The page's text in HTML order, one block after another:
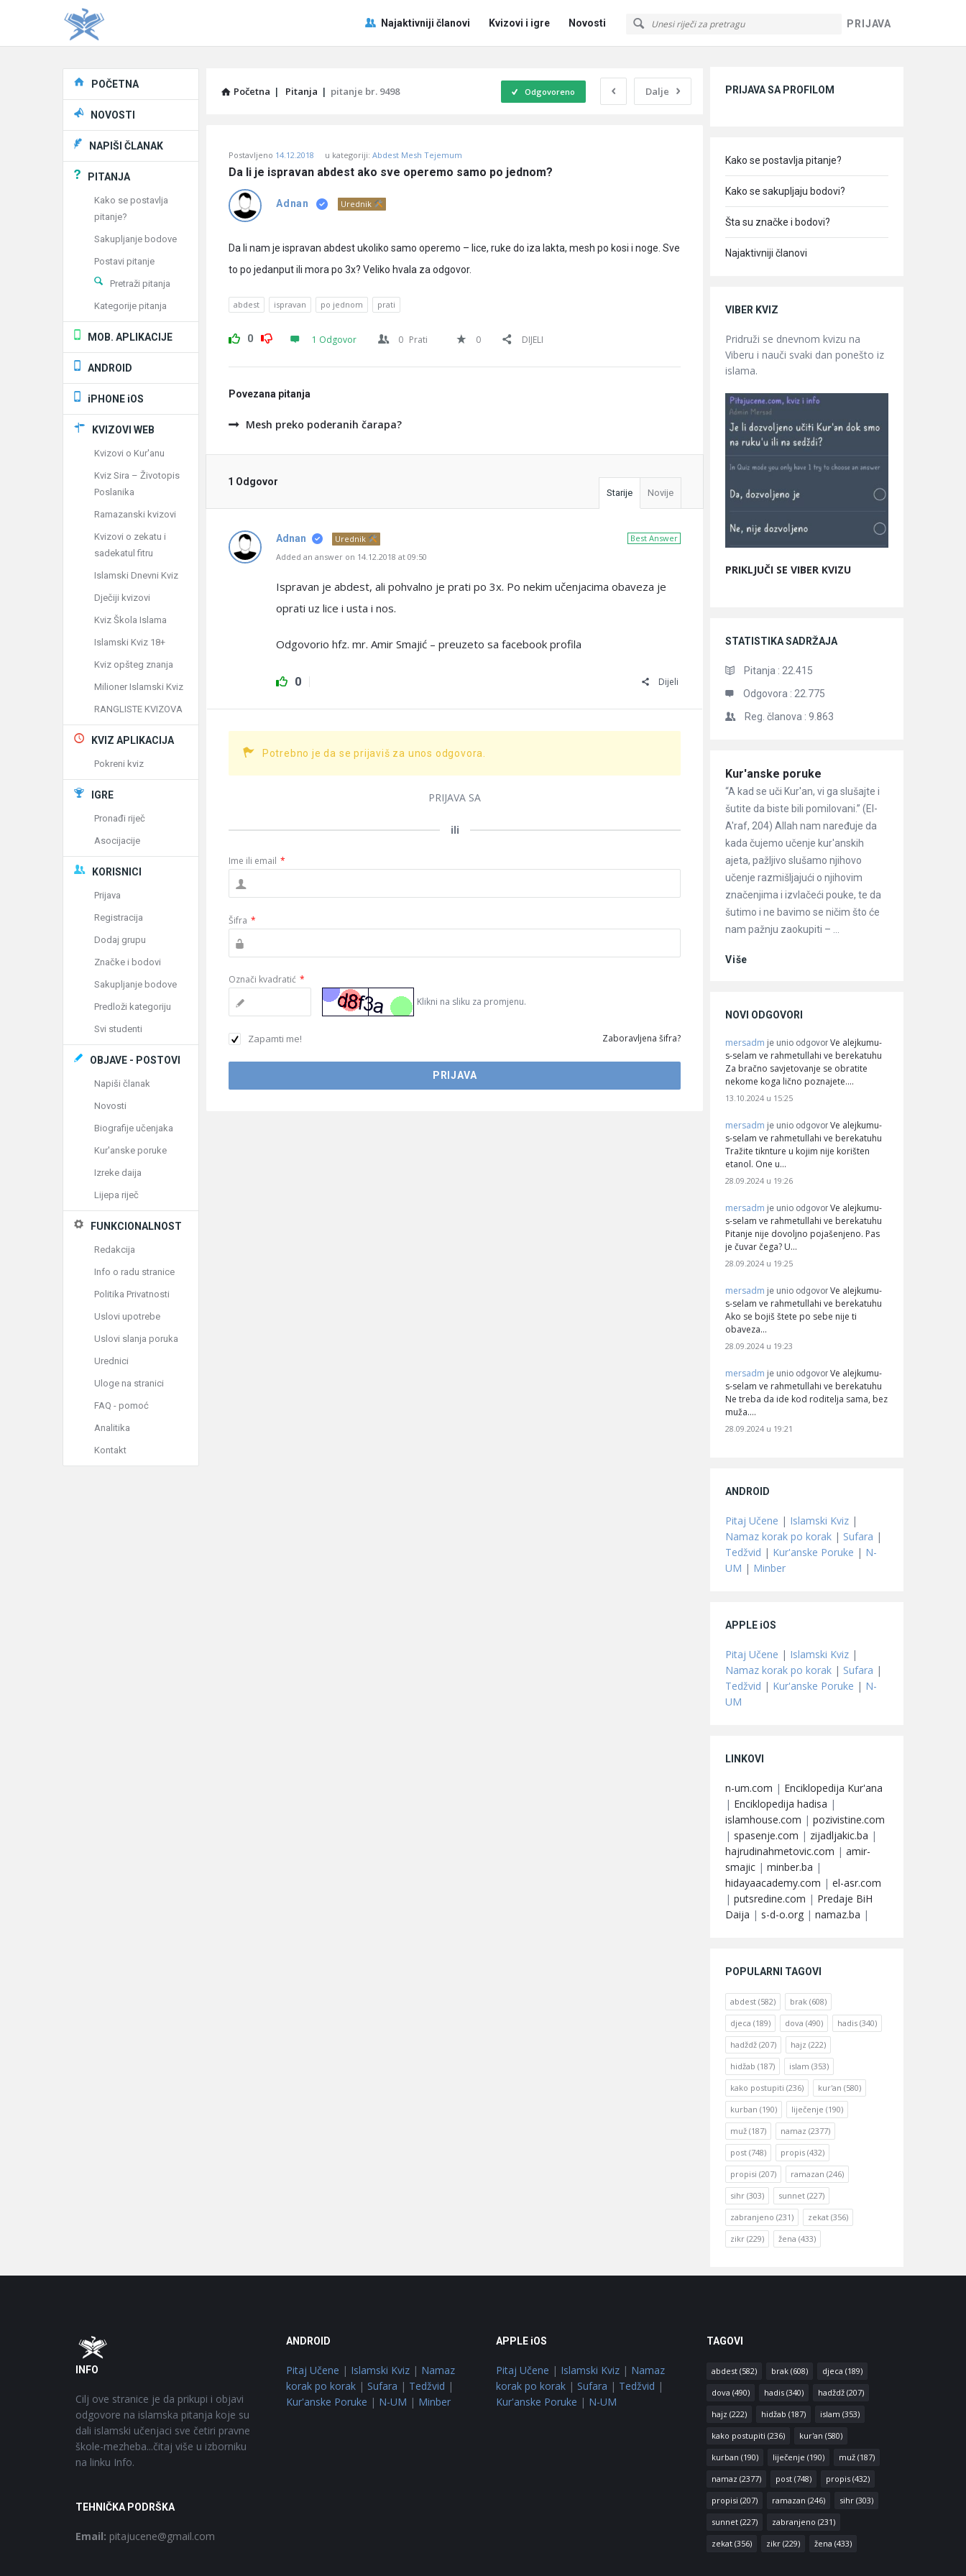
PRIJAVA
Pitaj
Učene
Navigacija
Najaktivniji članovi Kvizovi i igre Novosti
Početna | Pitanja | pitanje br. 9498 Dalje
Odgovoreno
Učene
Latest
Pitanja
Postavljeno 14.12.2018 u kategoriji: Abdest Mesh Tejemum
Da li je ispravan abdest ako sve operemo samo po jednom?
Adnan Urednik
Da li nam je ispravan abdest ukoliko samo operemo – lice, ruke do iza lakta, mesh po kosi i noge. Sve
to po jedanput ili mora po 3x? Veliko hvala za odgovor.
abdest ispravan po jednom prati
0 1 Odgovor 0 Prati 0 DIJELI
Povezana pitanja
Mesh preko poderanih čarapa?
1 Odgovor
Starije Novije
Best Answer
Adnan
Urednik
Added an answer on 14.12.2018 at 09:50
Ispravan je abdest, ali pohvalno je prati po 3x. Po nekim učenjacima obaveza je
oprati uz lice i usta i nos.
Odgovorio hfz. mr. Amir Smajić – preuzeto sa facebook profila
0 Dijeli
Potrebno je da se prijaviš za unos odgovora.
PRIJAVA SA
ili
Ime ili email *
Šifra *
Označi kvadratić *
Klikni na sliku za promjenu.
Zapamti me! Zaboravljena šifra?
PRIJAVA SA PROFILOM
Kako se postavlja pitanje?
Kako se sakupljaju bodovi?
Šta su značke i bodovi?
Najaktivniji članovi
VIBER KVIZ
Pridruži se dnevnom kvizu na
Viberu i nauči svaki dan ponešto iz
islama.
PRIKLJUČI SE VIBER KVIZU
STATISTIKA SADRŽAJA
Pitanja : 22.415
Odgovora : 22.775
Reg. članova : 9.863
Članci
Kur'anske poruke
“A kad se uči Kur'an, vi ga slušajte i
šutite da biste bili pomilovani.” (El-
A'raf, 204) Allah nam naređuje da
kada čujemo učenje kur'anskih
ajeta, pažljivo slušamo njihovo
učenje razmišljajući o njihovim
značenjima i izvlačeći pouke, te da
šutimo i ne bavimo se ničim što će
nam pažnju zaokupiti – ...
Više
NOVI ODGOVORI
mersadm je unio odgovor Ve alejkumu-
s-selam ve rahmetullahi ve berekatuhu
Za bračno savjetovanje se obratite
nekome koga lično poznajete.…
13.10.2024 u 15:25
mersadm je unio odgovor Ve alejkumu-
s-selam ve rahmetullahi ve berekatuhu
Tražite tiknture u kojim nije korišten
etanol. One u…
28.09.2024 u 19:26
mersadm je unio odgovor Ve alejkumu-
s-selam ve rahmetullahi ve berekatuhu
Pitanje nije dovoljno pojašenjeno. Pas
je čuvar čega? U…
28.09.2024 u 19:25
mersadm je unio odgovor Ve alejkumu-
s-selam ve rahmetullahi ve berekatuhu
Ako se bojiš štete po sebe nije ti
obaveza…
28.09.2024 u 19:23
mersadm je unio odgovor Ve alejkumu-
s-selam ve rahmetullahi ve berekatuhu
Ne treba da ide kod roditelja sama, bez
muža.…
28.09.2024 u 19:21
ANDROID
Pitaj Učene | Islamski Kviz |
Namaz korak po korak | Sufara |
Tedžvid | Kur'anske Poruke | N-
UM | Minber
APPLE iOS
Pitaj Učene | Islamski Kviz |
Namaz korak po korak | Sufara |
Tedžvid | Kur'anske Poruke | N-
UM
LINKOVI
n-um.com | Enciklopedija Kur'ana
| Enciklopedija hadisa |
islamhouse.com | pozivistine.com
| spasenje.com | zijadljakic.ba |
hajrudinahmetovic.com | amir-
smajic | minber.ba |
hidayaacademy.com | el-asr.com
| putsredine.com | Predaje BiH
Daija | s-d-o.org | namaz.ba |
POPULARNI TAGOVI
abdest (582) brak (608)
djeca (189) dova (490) hadis (340)
hadždž (207) hajz (222)
hidžab (187) islam (353)
kako postupiti (236) kur'an (580)
kurban (190) liječenje (190)
muž (187) namaz (2377)
post (748) propis (432)
propisi (207) ramazan (246)
sihr (303) sunnet (227)
zabranjeno (231) zekat (356)
zikr (229) žena (433)
Explore
POČETNA
NOVOSTI
NAPIŠI ČLANAK
PITANJA
Kako se postavlja
pitanje?
Sakupljanje bodove
Postavi pitanje
Pretraži pitanja
Kategorije pitanja
MOB. APLIKACIJE
ANDROID
iPHONE iOS
KVIZOVI WEB
Kvizovi o Kur'anu
Kviz Sira – Životopis
Poslanika
Ramazanski kvizovi
Kvizovi o zekatu i
sadekatul fitru
Islamski Dnevni Kviz
Dječiji kvizovi
Kviz Škola Islama
Islamski Kviz 18+
Kviz opšteg znanja
Milioner Islamski Kviz
RANGLISTE KVIZOVA
KVIZ APLIKACIJA
Pokreni kviz
IGRE
Pronađi riječ
Asocijacije
KORISNICI
Prijava
Registracija
Dodaj grupu
Značke i bodovi
Sakupljanje bodove
Predloži kategoriju
Svi studenti
OBJAVE - POSTOVI
Napiši članak
Novosti
Biografije učenjaka
Kur'anske poruke
Izreke daija
Lijepa riječ
FUNKCIONALNOST
Redakcija
Info o radu stranice
Politika Privatnosti
Uslovi upotrebe
Uslovi slanja poruka
Urednici
Uloge na stranici
FAQ - pomoć
Analitika
Kontakt
Footer
INFO
Cilj ove stranice je da prikupi i objavi
odgovore na islamska pitanja koje su
dali islamski učenjaci sve četiri pravne
škole-mezheba...čitaj više u izborniku
na linku Info.
TEHNIČKA PODRŠKA
Email: pitajucene@gmail.com
ANDROID
Pitaj Učene | Islamski Kviz| Namaz
korak po korak| Sufara | Tedžvid |
Kur'anske Poruke | N-UM | Minber
APPLE iOS
Pitaj Učene | Islamski Kviz | Namaz
korak po korak | Sufara | Tedžvid |
Kur'anske Poruke | N-UM
TAGOVI
abdest(582) brak(608) djeca (189)
dova (490) hadis(340) hadždž(207)
hajz (222) hidžab (187) islam (353)
kako postupiti (236) kur'an (580)
kurban (190) liječenje (190) muž(187)
namaz (2377) post(748) propis(432)
propisi (207) ramazan (246) sihr(303)
sunnet(227) zabranjeno (231)
zekat(356) zikr(229) žena (433)